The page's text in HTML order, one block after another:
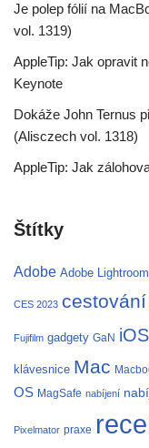
Je polep fólií na
vol. 1319)
AppleTip: Jak opravit
Keynote
Dokáže John Ternus
(Alisczech vol. 1318)
AppleTip: Jak
Štítky
Adobe Adobe Lightroom
CES 2023 cestování
Fujifilm gadgety GaN iOS
klávesnice Mac
OS MagSafe nabíjení
Pixelmator praxe